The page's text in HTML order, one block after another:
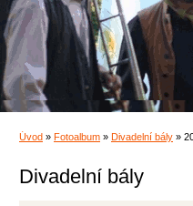
Úvod » Fotoalbum » Divadelní bály »
Divadelní bály